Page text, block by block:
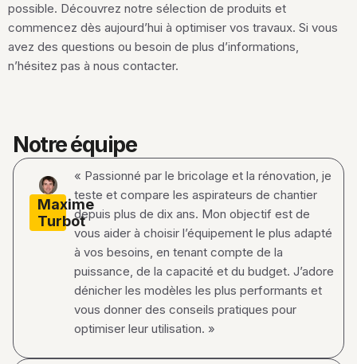
possible. Découvrez notre sélection de produits et
commencez dès aujourd’hui à optimiser vos travaux. Si vous
avez des questions ou besoin de plus d’informations,
n’hésitez pas à nous contacter.
Notre équipe
Maxime
Turbot
« Passionné par le bricolage et la rénovation, je
teste et compare les aspirateurs de chantier
depuis plus de dix ans. Mon objectif est de
vous aider à choisir l’équipement le plus adapté
à vos besoins, en tenant compte de la
puissance, de la capacité et du budget. J’adore
dénicher les modèles les plus performants et
vous donner des conseils pratiques pour
optimiser leur utilisation. »